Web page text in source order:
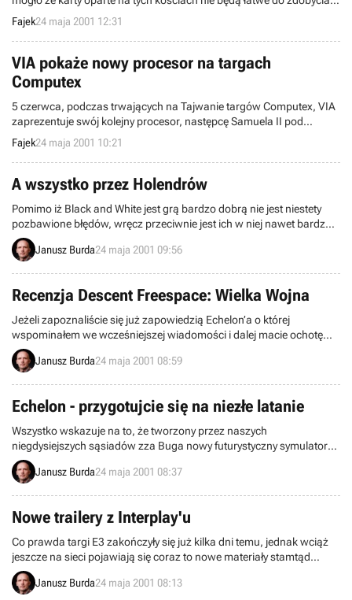
szczególnie w Polsce.
Fajek24 maja 2001 12:31
VIA pokaże nowy procesor na targach
Computex
5 czerwca, podczas trwających na Tajwanie targów Computex, VIA
zaprezentuje swój kolejny procesor, następcę Samuela II pod
kodową nazwą Ezra.
Fajek24 maja 2001 10:21
A wszystko przez Holendrów
Pomimo iż Black and White jest grą bardzo dobrą nie jest niestety
pozbawione błędów, wręcz przeciwnie jest ich w niej nawet bardzo
dużo. Dlatego też uaktualnienie do tej gry które początkowo pojawić
się miało 21 maja było jednym z bardziej oczekiwanych. Niestety
Janusz Burda24 maja 2001 09:56
Recenzja Descent Freespace: Wielka Wojna
Jeżeli zapoznaliście się już zapowiedzią Echelon’a o której
wspominałem we wcześniejszej wiadomości i dalej macie ochotę
przeczytać coś na temat futurystycznych symulatorów lotu, to tym
razem chciałbym zaprosić Was do lektury recenzji „Descent
Janusz Burda24 maja 2001 08:59
Echelon - przygotujcie się na niezłe latanie
Wszystko wskazuje na to, że tworzony przez naszych
niegdysiejszych sąsiadów zza Buga nowy futurystyczny symulator
lotu – Echelon, może okazać się nie lada gratką dla maniaków tego
typu gier. A dlaczego? Tego mam nadzieję dowiecie się po
Janusz Burda24 maja 2001 08:37
Nowe trailery z Interplay'u
Co prawda targi E3 zakończyły się już kilka dni temu, jednak wciąż
jeszcze na sieci pojawiają się coraz to nowe materiały stamtąd
pochodzące. Dzisiaj przyszła kolej na firmę Interplay, która
zaprezentowała trailery kilku swoich gier.
Janusz Burda24 maja 2001 08:13